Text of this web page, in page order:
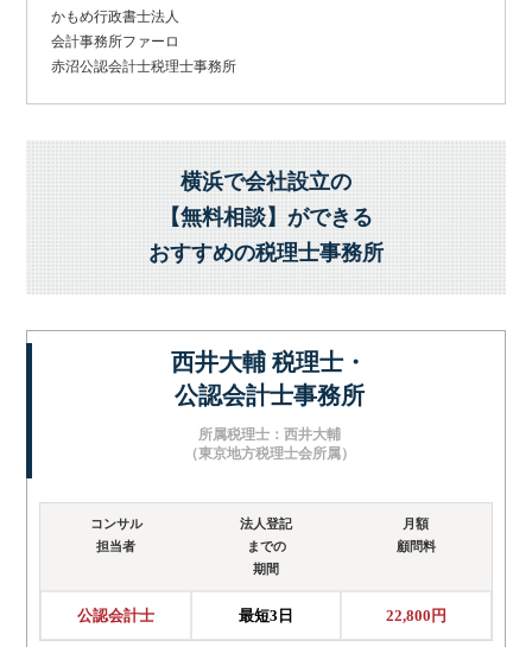
かもめ行政書士法人
会計事務所ファーロ
赤沼公認会計士税理士事務所
横浜で会社設立の
【無料相談】ができる
おすすめの税理士事務所
西井大輔 税理士・
公認会計士事務所
所属税理士：西井大輔
（東京地方税理士会所属）
コンサル
担当者
法人登記
までの
期間
月額
顧問料
公認会計士 最短3日 22,800円